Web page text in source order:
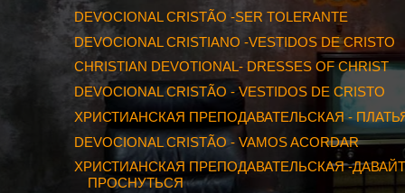
DEVOCIONAL CRISTÃO -SER TOLERANTE
DEVOCIONAL CRISTIANO -VESTIDOS DE CRISTO
CHRISTIAN DEVOTIONAL- DRESSES OF CHRIST
DEVOCIONAL CRISTÃO - VESTIDOS DE CRISTO
ХРИСТИАНСКАЯ ПРЕПОДАВАТЕЛЬСКАЯ -
DEVOCIONAL CRISTÃO - VAMOS ACORDAR
ХРИСТИАНСКАЯ ПРЕПОДАВАТЕЛЬСКАЯ -
ПРОСНУТЬСЯ